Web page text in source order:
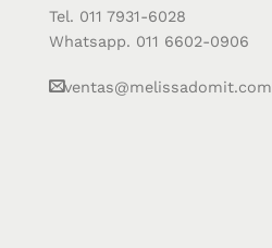
Tel. 011 7931-6028
Whatsapp. 011 6602-0906
ventas@melissadomit.com